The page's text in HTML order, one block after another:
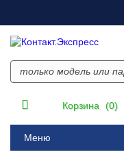
Корзина (0)
Меню